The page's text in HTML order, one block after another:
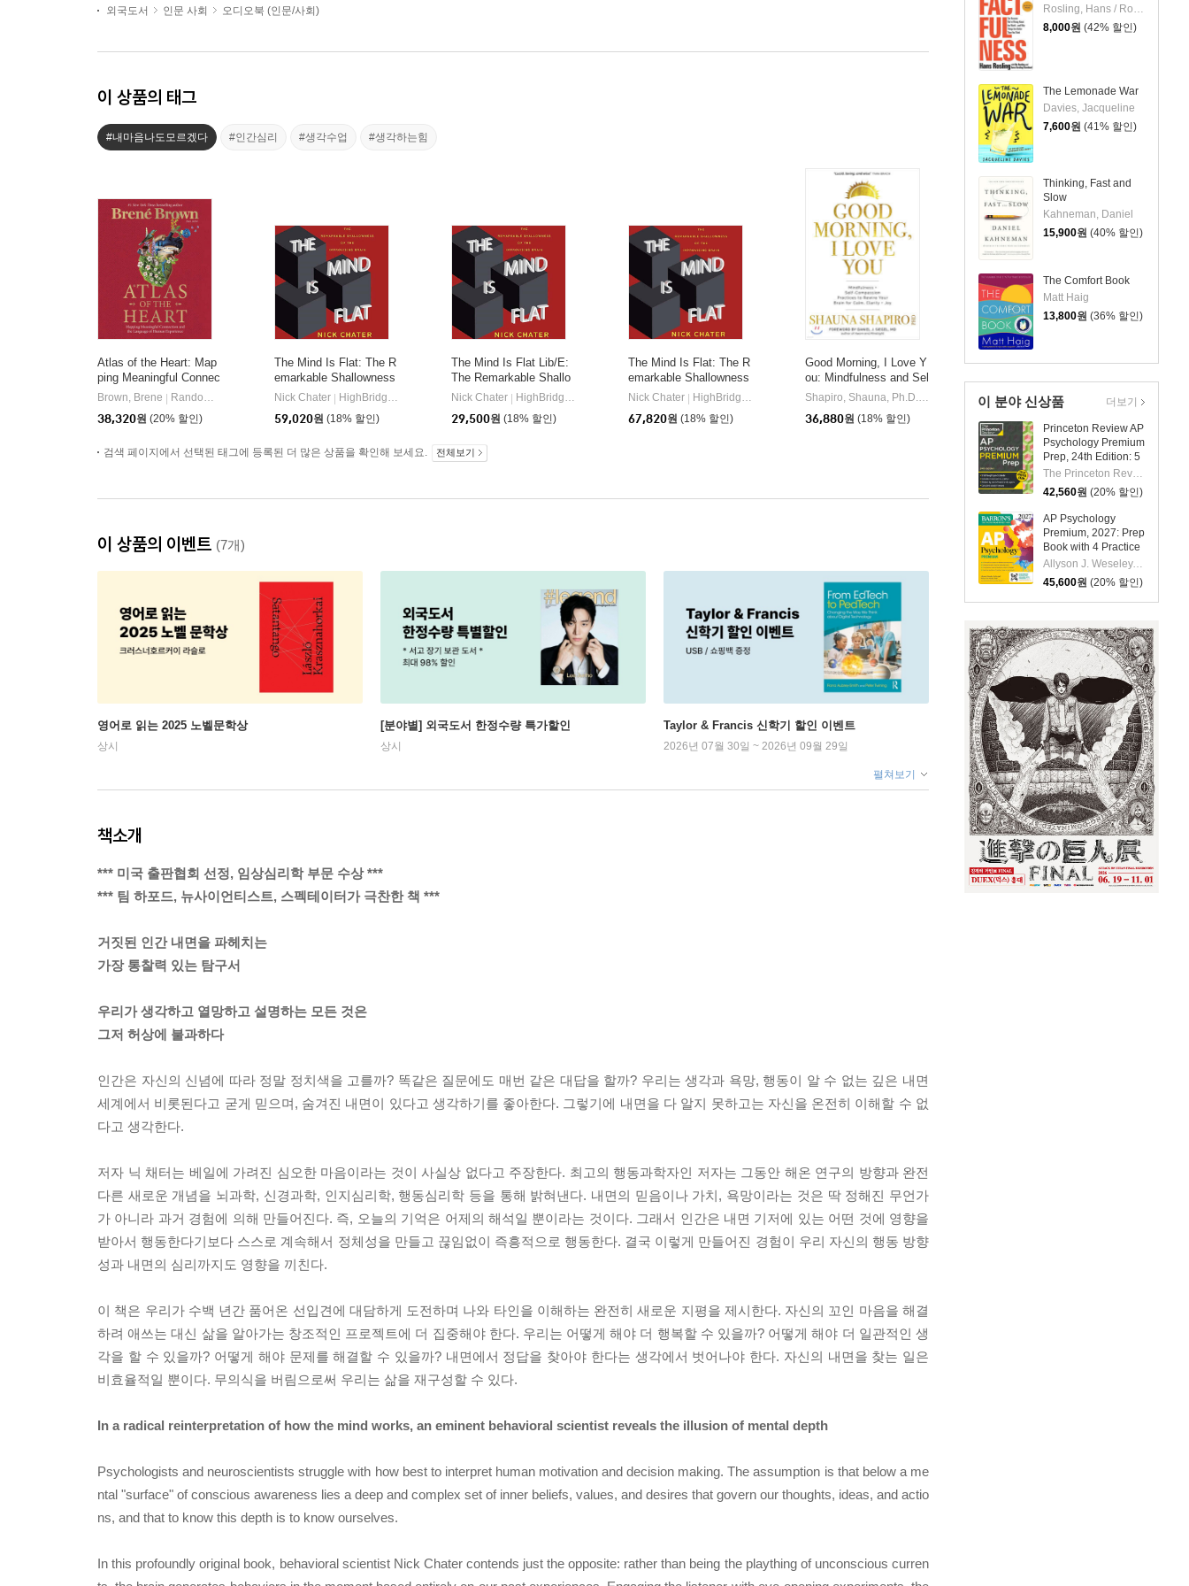
8,000원 (42% 할인)
The Lemonade War
Davies, Jacqueline
7,600원 (41% 할인)
Thinking, Fast and
Slow
Kahneman, Daniel
15,900원 (40% 할인)
The Comfort Book
Matt Haig
13,800원 (36% 할인)
이 분야 신상품
Princeton Review AP
Psychology Premium
Prep, 24th Edition: 5
Practice Tests +
Digital Practice
Online + Content
Review
The Princeton Review
42,560원 (20% 할인)
AP Psychology
Premium, 2027: Prep
Book with 4 Practice
Tests +
Comprehensive
Review + Online
Practice
Allyson J. Weseley, Robert McEntarffer
45,600원 (20% 할인)
더보기
외국도서
인문 사회 오디오북 (인문/사회)
이 상품의 태그
#내마음나도모르겠다 #인간심리 #생각수업 #생각하는힘
Atlas of the Heart: Map
ping Meaningful Connec
tion and the Language o
f Human Experience
Brown, Brene
Random House
38,320원 (20% 할인)
The Mind Is Flat: The R
emarkable Shallowness
of the Improvising Brain
Nick Chater
HighBridge Audio
59,020원 (18% 할인)
The Mind Is Flat Lib/E:
The Remarkable Shallo
wness of the Improvisin
Nick Chater
HighBridge Audio
29,500원 (18% 할인)
The Mind Is Flat: The R
emarkable Shallowness
of the Improvising Brain
Nick Chater
HighBridge Audio
67,820원 (18% 할인)
Good Morning, I Love Y
ou: Mindfulness and Sel
f-Compassion Practices
Calm, Clarity, and Joy
Shapiro, Shauna, Ph.D.
| Sounds True
36,880원 (18% 할인)
검색 페이지에서 선택된 태그에 등록된 더 많은 상품을 확인해 보세요. 전체보기
이 상품의 이벤트 (7개)
영어로 읽는 2025 노벨문학상
상시
[분야별] 외국도서 한정수량 특가할인
상시
Taylor & Francis 신학기 할인 이벤트
2026년 07월 30일 ~ 2026년 09월 29일
펼쳐보기
책소개
*** 미국 출판협회 선정, 임상심리학 부문 수상 ***
*** 팀 하포드, 뉴사이언티스트, 스펙테이터가 극찬한 책 ***
거짓된 인간 내면을 파헤치는
가장 통찰력 있는 탐구서
우리가 생각하고 열망하고 설명하는 모든 것은
그저 허상에 불과하다
인간은 자신의 신념에 따라 정말 정치색을 고를까? 똑같은 질문에도 매번 같은 대답을 할까? 우리는 생각과 욕망, 행동이 알 수 없는 깊은 내면
세계에서 비롯된다고 굳게 믿으며, 숨겨진 내면이 있다고 생각하기를 좋아한다. 그렇기에 내면을 다 알지 못하고는 자신을 온전히 이해할 수 없
다고 생각한다.
저자 닉 채터는 베일에 가려진 심오한 마음이라는 것이 사실상 없다고 주장한다. 최고의 행동과학자인 저자는 그동안 해온 연구의 방향과 완전
다른 새로운 개념을 뇌과학, 신경과학, 인지심리학, 행동심리학 등을 통해 밝혀낸다. 내면의 믿음이나 가치, 욕망이라는 것은 딱 정해진 무언가
가 아니라 과거 경험에 의해 만들어진다. 즉, 오늘의 기억은 어제의 해석일 뿐이라는 것이다. 그래서 인간은 내면 기저에 있는 어떤 것에 영향을
받아서 행동한다기보다 스스로 계속해서 정체성을 만들고 끊임없이 즉흥적으로 행동한다. 결국 이렇게 만들어진 경험이 우리 자신의 행동 방향
성과 내면의 심리까지도 영향을 끼친다.
이 책은 우리가 수백 년간 품어온 선입견에 대담하게 도전하며 나와 타인을 이해하는 완전히 새로운 지평을 제시한다. 자신의 꼬인 마음을 해결
하려 애쓰는 대신 삶을 알아가는 창조적인 프로젝트에 더 집중해야 한다. 우리는 어떻게 해야 더 행복할 수 있을까? 어떻게 해야 더 일관적인 생
각을 할 수 있을까? 어떻게 해야 문제를 해결할 수 있을까? 내면에서 정답을 찾아야 한다는 생각에서 벗어나야 한다. 자신의 내면을 찾는 일은
비효율적일 뿐이다. 무의식을 버림으로써 우리는 삶을 재구성할 수 있다.
In a radical reinterpretation of how the mind works, an eminent behavioral scientist reveals the illusion of mental depth
Psychologists and neuroscientists struggle with how best to interpret human motivation and decision making. The assumption is that below a me
ntal "surface" of conscious awareness lies a deep and complex set of inner beliefs, values, and desires that govern our thoughts, ideas, and actio
ns, and that to know this depth is to know ourselves.
In this profoundly original book, behavioral scientist Nick Chater contends just the opposite: rather than being the plaything of unconscious curren